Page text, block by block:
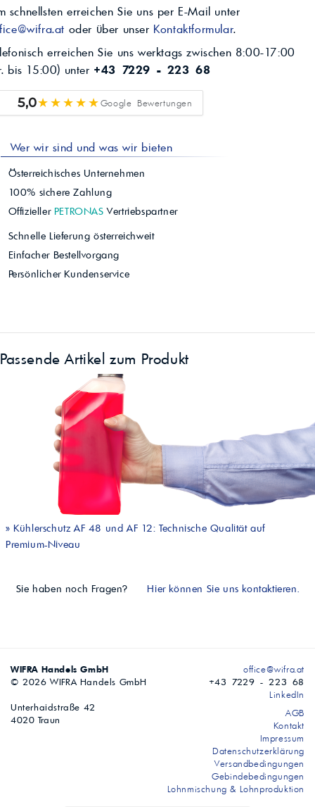
schnellsten erreichen Sie uns per E-Mail unter
oder über unser Kontaktformular.
erreichen Sie uns werktags zwischen 8:00-17:00
bis 15:00) unter +43 7229 - 223 68
5,0★★★★★Google Bewertungen
Wer wir sind und was wir bieten
Österreichisches Unternehmen
100% sichere Zahlung
Offizieller PETRONAS Vertriebspartner
Schnelle Lieferung österreichweit
Einfacher Bestellvorgang
Persönlicher Kundenservice
Passende Artikel zum Produkt
» Kühlerschutz AF 48 und AF 12: Technische Qualität auf
Premium-Niveau
Sie haben noch Fragen? Hier können Sie uns kontaktieren.
WIFRA Handels GmbH
© 2026 WIFRA Handels GmbH
Unterhaidstraße 42
4020 Traun
office@wifra.at
+43 7229 - 223 68
LinkedIn
AGB
Kontakt
Impressum
Datenschutzerklärung
Versandbedingungen
Gebindebedingungen
Lohnmischung & Lohnproduktion